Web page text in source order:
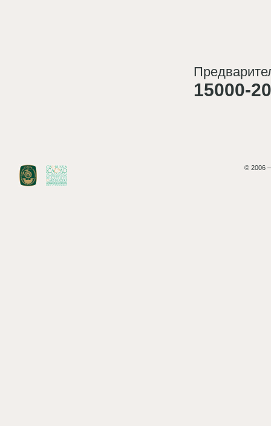
15000-
© 2006